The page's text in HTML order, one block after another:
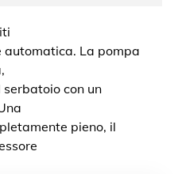
La pompa
con un
pieno, il